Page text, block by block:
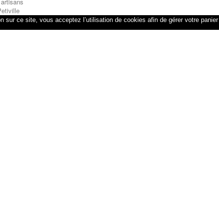
sur ce site, vous acceptez l’utilisation de cookies afin de gérer votre